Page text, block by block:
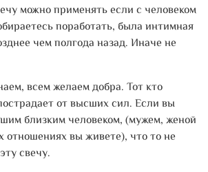
можно применять если с человеком
поработать, была интимная
чем полгода назад. Иначе не
всем желаем добра. Тот кто
от высших сил. Если вы
близким человеком, (мужем, женой
отношениях вы живете), что то не
свечу.